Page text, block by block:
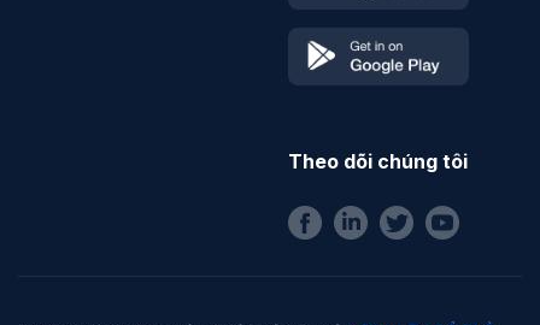
Theo dõi chúng tôi